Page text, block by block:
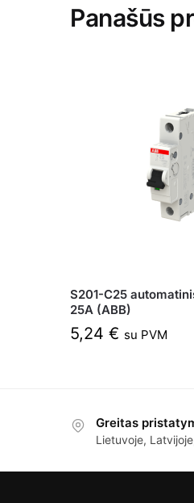
Panašūs
S201-C25
25A (ABB)
5,24€ su PVM
Greitas
Lietuvoje,